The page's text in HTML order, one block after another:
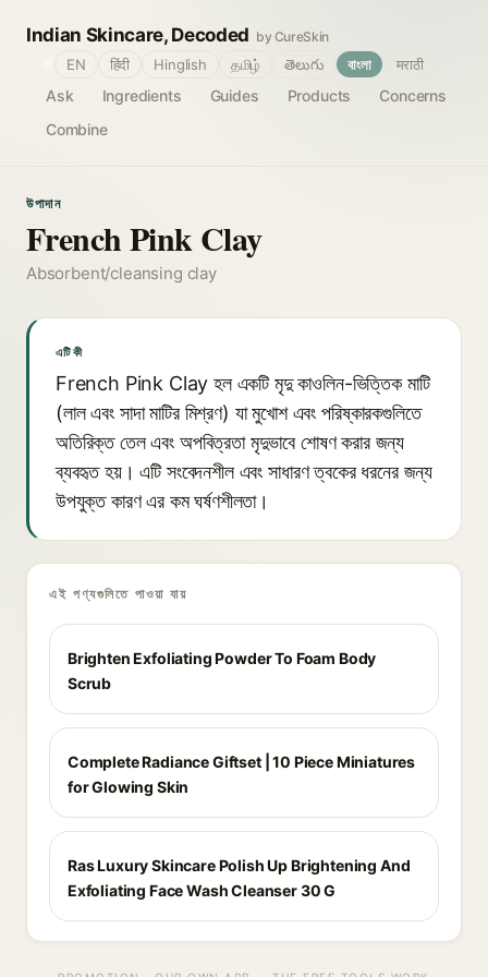
Indian Skincare, Decoded by CureSkin
Ask Ingredients Guides Products
Concerns
Combine
EN हिंदी Hinglish தமிழ் తెలుగు বাংলা मराठी
উপাদান
French Pink Clay
Absorbent/cleansing clay
এটি কী
French Pink Clay হল একটি মৃদু কাওলিন-ভিত্তিক মাটি
(লাল এবং সাদা মাটির মিশ্রণ) যা মুখোশ এবং পরিষ্কারকগুলিতে
অতিরিক্ত তেল এবং অপবিত্রতা মৃদুভাবে শোষণ করার জন্য
ব্যবহৃত হয়। এটি সংবেদনশীল এবং সাধারণ ত্বকের ধরনের জন্য
উপযুক্ত কারণ এর কম ঘর্ষণশীলতা।
এই পণ্যগুলিতে পাওয়া যায়
Brighten Exfoliating Powder To Foam Body
Scrub
Complete Radiance Giftset | 10 Piece Miniatures
for Glowing Skin
Ras Luxury Skincare Polish Up Brightening And
Exfoliating Face Wash Cleanser 30 G